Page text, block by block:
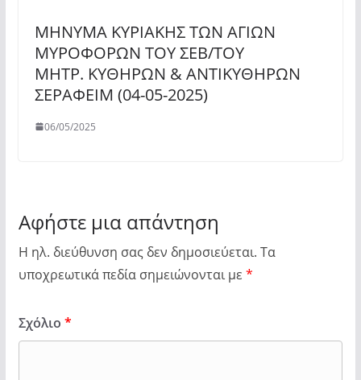
ΜΗΝΥΜΑ ΚΥΡΙΑΚΗΣ ΤΩΝ ΑΓΙΩΝ
ΜΥΡΟΦΟΡΩΝ ΤΟΥ ΣΕΒ/ΤΟΥ
ΜΗΤΡ. ΚΥΘΗΡΩΝ & ΑΝΤΙΚΥΘΗΡΩΝ
ΣΕΡΑΦΕΙΜ (04-05-2025)
06/05/2025
Αφήστε μια απάντηση
Η ηλ. διεύθυνση σας δεν δημοσιεύεται. Τα
υποχρεωτικά πεδία σημειώνονται με *
Σχόλιο *